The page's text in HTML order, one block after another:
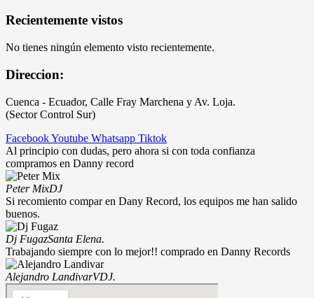
Recientemente vistos
No tienes ningún elemento visto recientemente.
Direccion:
Cuenca - Ecuador, Calle Fray Marchena y Av. Loja.
(Sector Control Sur)
FacebookYoutube Whatsapp Tiktok
Al principio con dudas, pero ahora si con toda confianza
compramos en Danny record
Peter MixDJ
Si recomiento compar en Dany Record, los equipos me han salido
buenos.
Dj FugazSanta Elena.
Trabajando siempre con lo mejor!! comprado en Danny Records
Alejandro LandivarVDJ.